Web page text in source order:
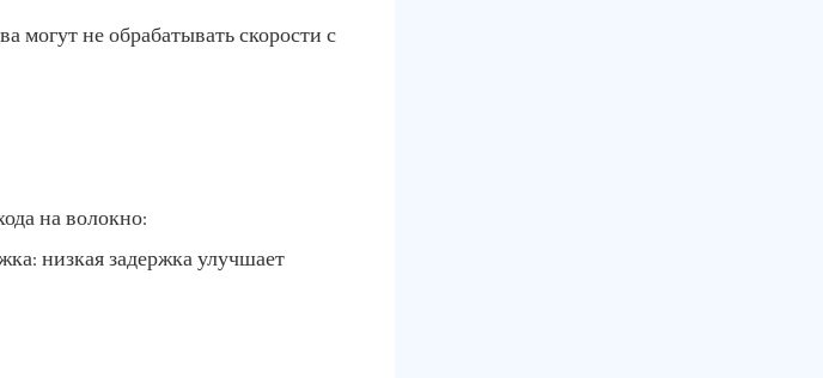
могут не обрабатывать скорости с
на волокно:
низкая задержка улучшает